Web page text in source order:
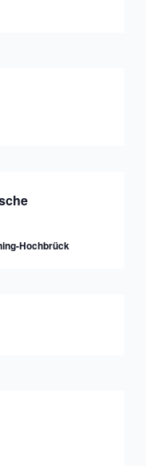
Hochbrück